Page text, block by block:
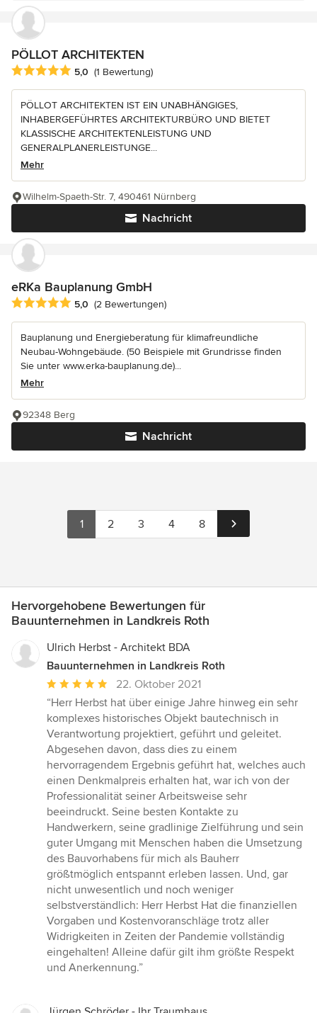
PÖLLOT ARCHITEKTEN
Durchschnittliche Bewertung: 5 von 5 Sternen
5,0 (1 Bewertung)
PÖLLOT ARCHITEKTEN IST EIN UNABHÄNGIGES,
INHABERGEFÜHRTES ARCHITEKTURBÜRO UND BIETET
KLASSISCHE ARCHITEKTENLEISTUNG UND
GENERALPLANERLEISTUNGE...
Mehr
Nachricht
Wilhelm-Spaeth-Str. 7, 490461 Nürnberg
eRKa Bauplanung GmbH
Durchschnittliche Bewertung: 5 von 5 Sternen
5,0 (2 Bewertungen)
Bauplanung und Energieberatung für klimafreundliche
Neubau-Wohngebäude. (50 Beispiele mit Grundrisse finden
Sie unter www.erka-bauplanung.de)...
Mehr
Nachricht
92348 Berg
1 2 3 4 8
Hervorgehobene Bewertungen für
Bauunternehmen in Landkreis Roth
Ulrich Herbst - Architekt BDA
Bauunternehmen in Landkreis Roth
Durchschnittliche
Bewertung:
5
von
5
Sternen
22. Oktober 2021
“Herr Herbst hat über einige Jahre hinweg ein sehr
komplexes historisches Objekt bautechnisch in
Verantwortung projektiert, geführt und geleitet.
Abgesehen davon, dass dies zu einem
hervorragendem Ergebnis geführt hat, welches auch
einen Denkmalpreis erhalten hat, war ich von der
Professionalität seiner Arbeitsweise sehr
beeindruckt. Seine besten Kontakte zu
Handwerkern, seine gradlinige Zielführung und sein
guter Umgang mit Menschen haben die Umsetzung
des Bauvorhabens für mich als Bauherr
größtmöglich entspannt erleben lassen. Und, gar
nicht unwesentlich und noch weniger
selbstverständlich: Herr Herbst Hat die finanziellen
Vorgaben und Kostenvoranschläge trotz aller
Widrigkeiten in Zeiten der Pandemie vollständig
eingehalten! Alleine dafür gilt ihm größte Respekt
und Anerkennung.”